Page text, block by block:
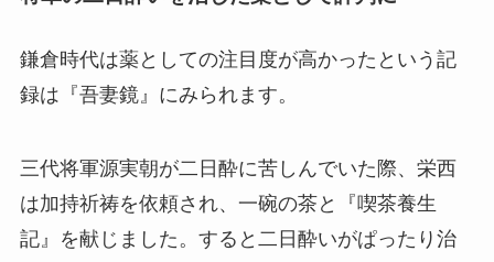
鎌倉時代は薬としての注目度が高かったという記
録は『吾妻鏡』にみられます。
三代将軍源実朝が二日酔に苦しんでいた際、栄西
は加持祈祷を依頼され、一碗の茶と『喫茶養生
記』を献じました。すると二日酔いがぱったり治